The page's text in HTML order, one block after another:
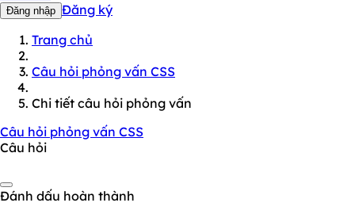
Đăng nhập Đăng ký
Trang chủ
Câu hỏi phỏng vấn CSS
Chi tiết câu hỏi phỏng vấn
Câu hỏi phỏng vấn CSS
Câu hỏi
Đánh dấu hoàn thành